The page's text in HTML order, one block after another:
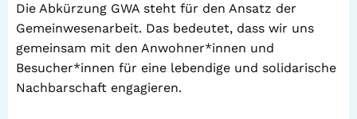
Die Abkürzung GWA steht für den Ansatz der
Gemeinwesenarbeit. Das bedeutet, dass wir uns
gemeinsam mit den Anwohner*innen und
Besucher*innen für eine lebendige und solidarische
Nachbarschaft engagieren.